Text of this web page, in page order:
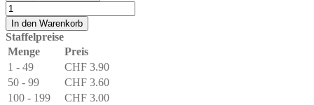
Weihnachtskarte
Design
«Schneekristall»
Blau-
Grün-
Rot
Menge
In den Warenkorb
Staffelpreise
Menge
Preis
1 - 49
CHF 3.90
50 - 99
CHF 3.60
100 - 199
CHF 3.00